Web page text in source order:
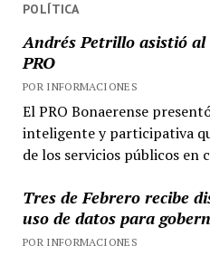
POLÍTICA
Andrés Petrillo asistió
PRO
POR INFORMACIONES
El PRO Bonaerense
inteligente y participativa
de los servicios públicos en
Tres de Febrero recibe
uso de datos para
POR INFORMACIONES